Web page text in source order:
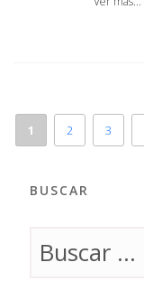
1 2 3
BUSCAR